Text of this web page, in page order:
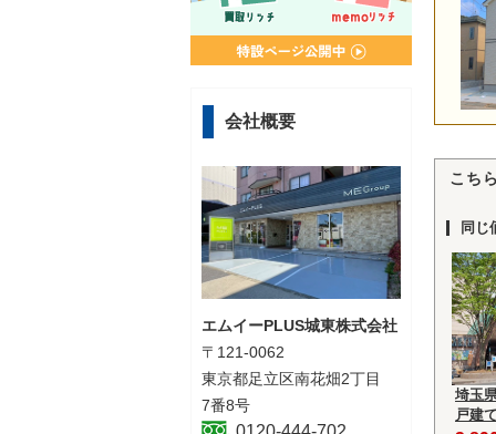
こち
同じ
埼玉
戸建
会社概要
エムイーPLUS城東株式会社
〒121-0062
東京都足立区南花畑2丁目
7番8号